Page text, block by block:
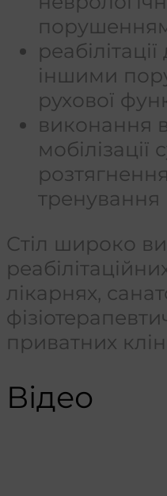
іншими
рухової
виконання
мобілізації
тренування
Стіл широко
лікарнях,
приватних
Відео